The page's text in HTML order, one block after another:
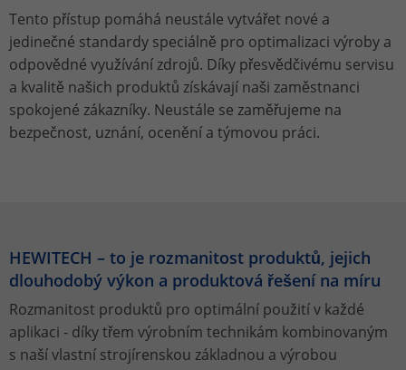
Tento přístup pomáhá neustále vytvářet nové a
jedinečné standardy speciálně pro optimalizaci výroby a
odpovědné využívání zdrojů. Díky přesvědčivému servisu
a kvalitě našich produktů získávají naši zaměstnanci
spokojené zákazníky. Neustále se zaměřujeme na
bezpečnost, uznání, ocenění a týmovou práci.
HEWITECH – to je rozmanitost produktů, jejich
dlouhodobý výkon a produktová řešení na míru
Rozmanitost produktů pro optimální použití v každé
aplikaci - díky třem výrobním technikám kombinovaným
s naší vlastní strojírenskou základnou a výrobou
Name cookie_optin
Anbieter TYPO3
Laufzeit 1 Jahr
Zweck
Dieses Cookie wird von Google Analytics
installiert. Das Cookie wird verwendet,
um Besucher-, Sitzungs- und
Kampagnendaten zu berechnen und
die Nutzung der Website für den
Analysebericht der Website zu
Name _gid
Anbieter Google Analytics
Laufzeit 1 Tag
gehören YouTube-Videos und Google Maps.